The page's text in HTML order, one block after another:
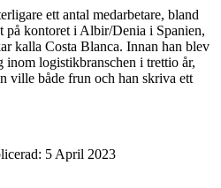
ett antal medarbetare, bland
på kontoret i Albir/Denia i Spanien,
kalla Costa Blanca. Innan han blev
logistikbranschen i trettio år,
ville både frun och han skriva ett
5 April 2023